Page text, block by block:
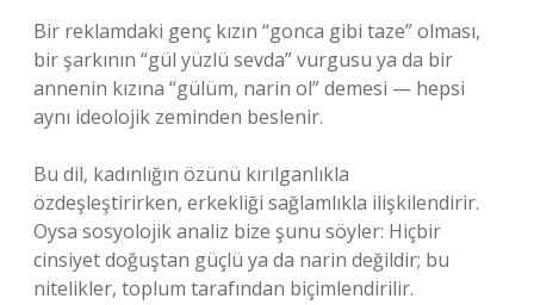
Bir reklamdaki genç kızın “gonca gibi taze” olması,
bir şarkının “gül yüzlü sevda” vurgusu ya da bir
annenin kızına “gülüm, narin ol” demesi — hepsi
aynı ideolojik zeminden beslenir.
Bu dil, kadınlığın özünü kırılganlıkla
özdeşleştirirken, erkekliği sağlamlıkla ilişkilendirir.
Oysa sosyolojik analiz bize şunu söyler: Hiçbir
cinsiyet doğuştan güçlü ya da narin değildir; bu
nitelikler, toplum tarafından biçimlendirilir.